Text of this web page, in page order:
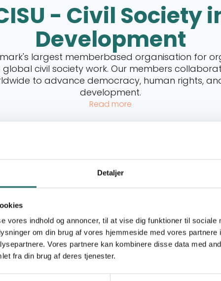
Detaljer
vores indhold og annoncer, til at vise dig funktioner til sociale
om din brug af vores hjemmeside med vores partnere
Vores partnere kan kombinere disse data med
fra din brug af deres tjenester.
- Civil Society
Development
largest memberbased organisation for
civil society work. Our members
to advance democracy, human rights,
development.
Read more
Advisory Service
Consult us on civil society projects